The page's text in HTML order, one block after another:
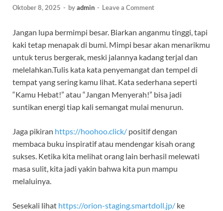
Oktober 8, 2025 - byadmin - Leave a Comment
Jangan lupa bermimpi besar. Biarkan anganmu tinggi, tapi
kaki tetap menapak di bumi. Mimpi besar akan menarikmu
untuk terus bergerak, meski jalannya kadang terjal dan
melelahkan.Tulis kata kata penyemangat dan tempel di
tempat yang sering kamu lihat. Kata sederhana seperti
“Kamu Hebat!” atau “Jangan Menyerah!” bisa jadi
suntikan energi tiap kali semangat mulai menurun.
Jaga pikiran https://hoohoo.click/ positif dengan
membaca buku inspiratif atau mendengar kisah orang
sukses. Ketika kita melihat orang lain berhasil melewati
masa sulit, kita jadi yakin bahwa kita pun mampu
melaluinya.
Sesekali lihat https://orion-staging.smartdoll.jp/ ke